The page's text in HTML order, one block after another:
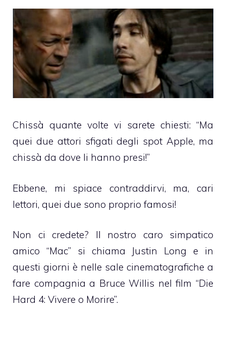
Chissà quante volte vi sarete chiesti: “Ma
quei due attori sfigati degli spot Apple, ma
chissà da dove li hanno presi!”
Ebbene, mi spiace contraddirvi, ma, cari
lettori, quei due sono proprio famosi!
Non ci credete? Il nostro caro simpatico
amico “Mac” si chiama Justin Long e in
questi giorni è nelle sale cinematografiche a
fare compagnia a Bruce Willis nel film “Die
Hard 4: Vivere o Morire”.